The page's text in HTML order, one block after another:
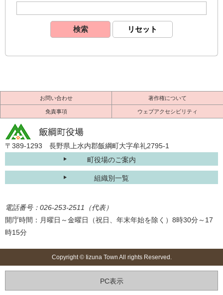
お問い合わせ 著作権について
免責事項 ウェブアクセシビリティ
〒389-1293 長野県上水内郡飯綱町大字牟礼2795-1
町役場のご案内
組織別一覧
電話番号：026-253-2511（代表）
開庁時間：月曜日～金曜日（祝日、年末年始を除く）8時30分～17
時15分
Copyright © Iizuna Town All rights Reserved.
PC表示